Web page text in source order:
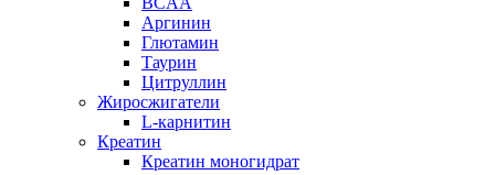
Аргинин
Глютамин
Таурин
Цитруллин
Жиросжигатели
L-карнитин
Креатин
Креатин моногидрат